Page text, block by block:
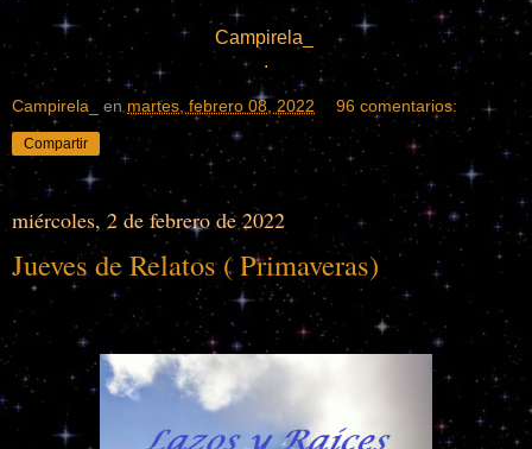
Campirela_
.
Campirela_ en martes, febrero 08, 2022 96 comentarios:
Compartir
miércoles, 2 de febrero de 2022
Jueves de Relatos ( Primaveras)